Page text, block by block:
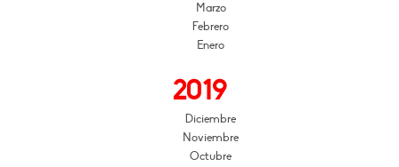
Marzo
Febrero
Enero
2019
Diciembre
Noviembre
Octubre